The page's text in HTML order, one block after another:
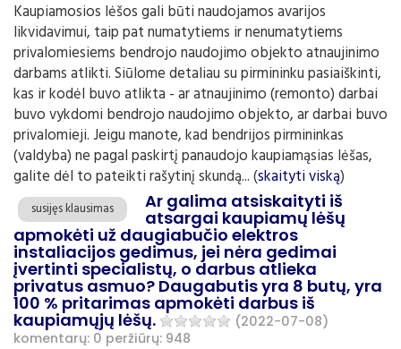
Kaupiamosios lėšos gali būti naudojamos avarijos
likvidavimui, taip pat numatytiems ir nenumatytiems
privalomiesiems bendrojo naudojimo objekto atnaujinimo
darbams atlikti. Siūlome detaliau su pirmininku pasiaiškinti,
kas ir kodėl buvo atlikta - ar atnaujinimo (remonto) darbai
buvo vykdomi bendrojo naudojimo objekto, ar darbai buvo
privalomieji. Jeigu manote, kad bendrijos pirmininkas
(valdyba) ne pagal paskirtį panaudojo kaupiamąsias lėšas,
galite dėl to pateikti rašytinį skundą... (skaityti viską)
susijęs klausimas Ar galima atsiskaityti iš
atsargai kaupiamų lėšų
apmokėti už daugiabučio elektros
instaliacijos gedimus, jei nėra gedimai
įvertinti specialistų, o darbus atlieka
privatus asmuo? Daugabutis yra 8 butų, yra
100 % pritarimas apmokėti darbus iš
kaupiamųjų lėšų.
(2022-07-08)
komentarų: 0 peržiūrų: 948